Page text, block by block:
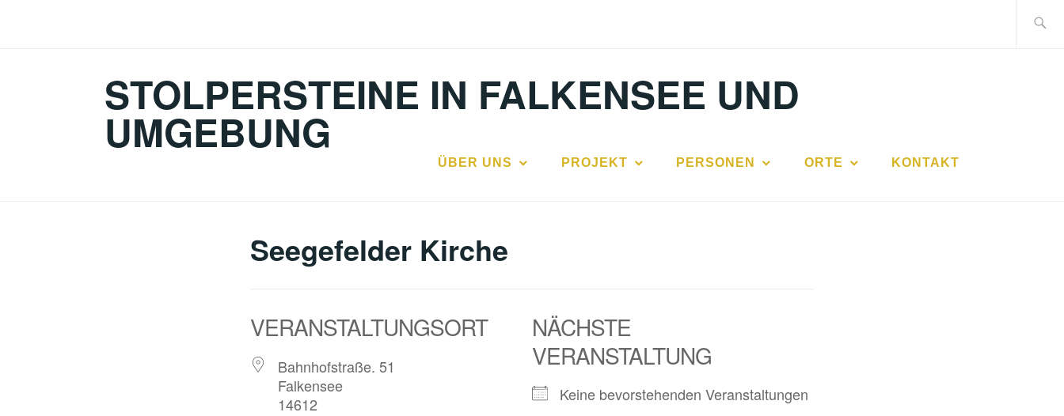
nach:
STOLPERSTEINE IN FALKENSEE UND
UMGEBUNG
ÜBER UNS PROJEKT PERSONEN ORTE KONTAKT
Seegefelder Kirche
VERANSTALTUNGSORT
Bahnhofstraße. 51
Falkensee
14612
NÄCHSTE
VERANSTALTUNG
Keine bevorstehenden Veranstaltungen